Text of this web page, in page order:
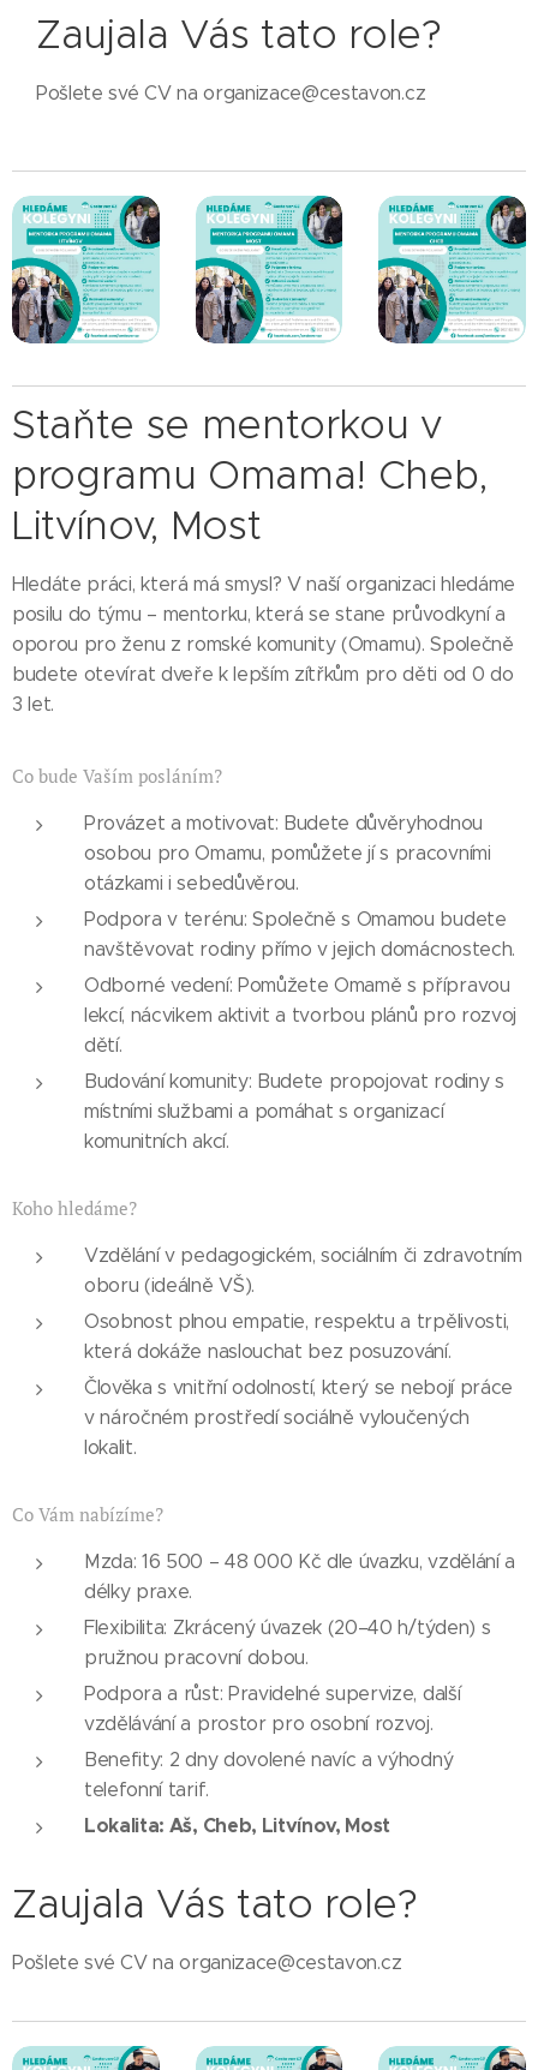
Zaujala Vás tato role?
Pošlete své CV na organizace@cestavon.cz
Staňte se mentorkou v
programu Omama! Cheb,
Litvínov, Most
Hledáte práci, která má smysl? V naší organizaci hledáme
posilu do týmu – mentorku, která se stane průvodkyní a
oporou pro ženu z romské komunity (Omamu). Společně
budete otevírat dveře k lepším zítřkům pro děti od 0 do
3 let.
Co bude Vaším posláním?
Provázet a motivovat: Budete důvěryhodnou
osobou pro Omamu, pomůžete jí s pracovními
otázkami i sebedůvěrou.
Podpora v terénu: Společně s Omamou budete
navštěvovat rodiny přímo v jejich domácnostech.
Odborné vedení: Pomůžete Omamě s přípravou
lekcí, nácvikem aktivit a tvorbou plánů pro rozvoj
dětí.
Budování komunity: Budete propojovat rodiny s
místními službami a pomáhat s organizací
komunitních akcí.
Koho hledáme?
Vzdělání v pedagogickém, sociálním či zdravotním
oboru (ideálně VŠ).
Osobnost plnou empatie, respektu a trpělivosti,
která dokáže naslouchat bez posuzování.
Člověka s vnitřní odolností, který se nebojí práce
v náročném prostředí sociálně vyloučených
lokalit.
Co Vám nabízíme?
Mzda: 16 500 – 48 000 Kč dle úvazku, vzdělání a
délky praxe.
Flexibilita: Zkrácený úvazek (20–40 h/týden) s
pružnou pracovní dobou.
Podpora a růst: Pravidelné supervize, další
vzdělávání a prostor pro osobní rozvoj.
Benefity: 2 dny dovolené navíc a výhodný
telefonní tarif.
Lokalita: Aš, Cheb, Litvínov, Most
Zaujala Vás tato role?
Pošlete své CV na organizace@cestavon.cz